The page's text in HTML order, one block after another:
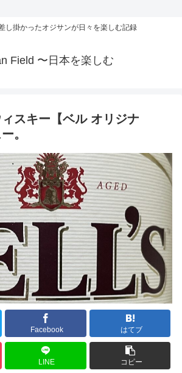
し掛かったオジサンが日々を楽しむ記録
Field 〜日本を楽しむ
スキー【ベル オリジナ
。
Facebook はてブ
LINE コピー